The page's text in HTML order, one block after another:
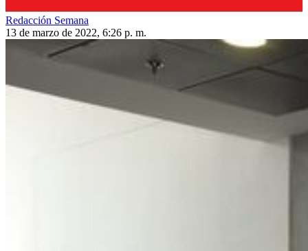
Redacción Semana
13 de marzo de 2022, 6:26 p. m.